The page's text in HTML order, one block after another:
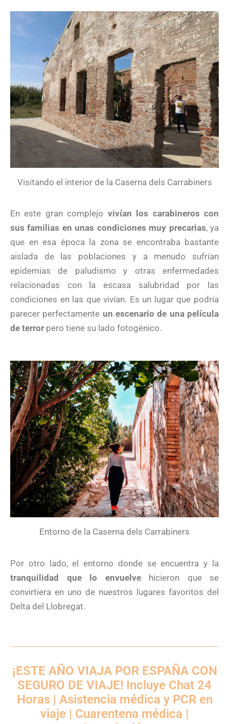
Visitando el interior de la Caserna dels Carrabiners
En este gran complejo vivían los carabineros con
sus familias en unas condiciones muy precarias, ya
que en esa época la zona se encontraba bastante
aislada de las poblaciones y a menudo sufrían
epidemias de paludismo y otras enfermedades
relacionadas con la escasa salubridad por las
condiciones en las que vivían. Es un lugar que podría
parecer perfectamente un escenario de una película
de terror pero tiene su lado fotogénico.
Entorno de la Caserna dels Carrabiners
Por otro lado, el entorno donde se encuentra y la
tranquilidad que lo envuelvehicieron que se
convirtiera en uno de nuestros lugares favoritos del
Delta del Llobregat.
¡ESTE AÑO VIAJA POR ESPAÑA CON
SEGURO DE VIAJE! Incluye Chat 24
Horas | Asistencia médica y PCR en
viaje | Cuarentena médica |